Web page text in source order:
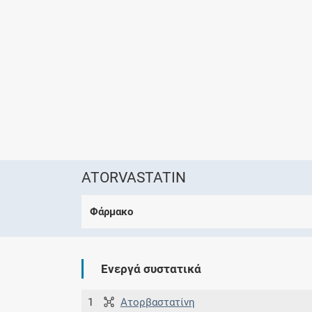
ATORVASTATIN
Φάρμακο
Ενεργά συστατικά
1 Ατορβαστατίνη